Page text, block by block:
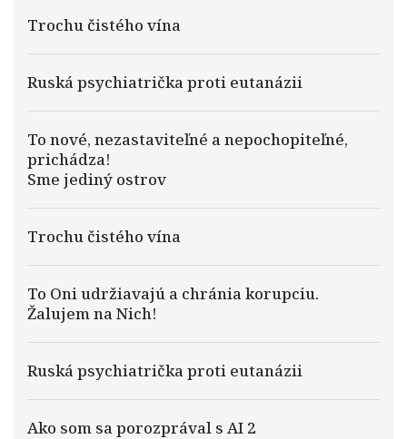
Trochu čistého vína
Ruská psychiatrička proti eutanázii
To nové, nezastaviteľné a nepochopiteľné,
prichádza!
Sme jediný ostrov
Trochu čistého vína
To Oni udržiavajú a chránia korupciu.
Žalujem na Nich!
Ruská psychiatrička proti eutanázii
Ako som sa porozprával s AI 2